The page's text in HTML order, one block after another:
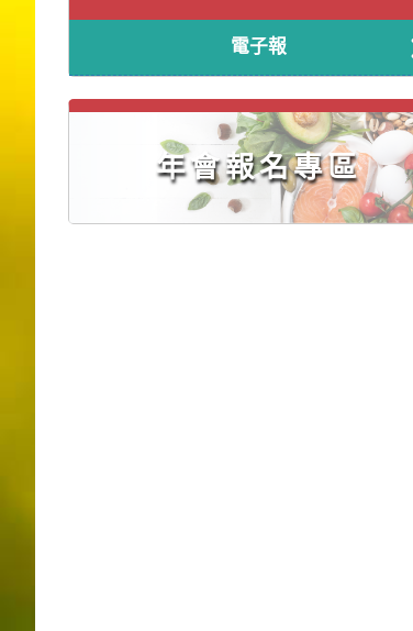
電子報
年會報名專區